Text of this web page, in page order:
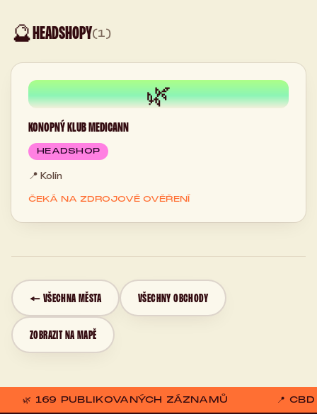
🔮HEADSHOPY(1)
🌿
KONOPNÝ KLUB MEDICANN
HEADSHOP
📍 Kolín
ČEKÁ NA ZDROJOVÉ OVĚŘENÍ
← VŠECHNA MĚSTA VŠECHNY OBCHODY
ZOBRAZIT NA MAPĚ
🌿 169 PUBLIKOVANÝCH ZÁZNAMŮ 📍